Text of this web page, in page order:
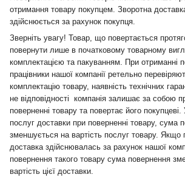
отримання товару покупцем. Зворотна
здійснюється за рахунок покупця.
Зверніть увагу! Товар, що повертається
повернути лише в початковому товарному
комплектацією та пакуванням. При отриманні
працівники нашої компанії ретельно
комплектацію товару, наявність технічних
не відповідності компанія залишає за собою
поверненні товару та повертає його
послуг доставки при поверненні товару, сума
зменшується на вартість послуг товару. Якщо
доставка здійснювалась за рахунок нашої
повернення такого товару сума повернення
вартість цієї доставки.